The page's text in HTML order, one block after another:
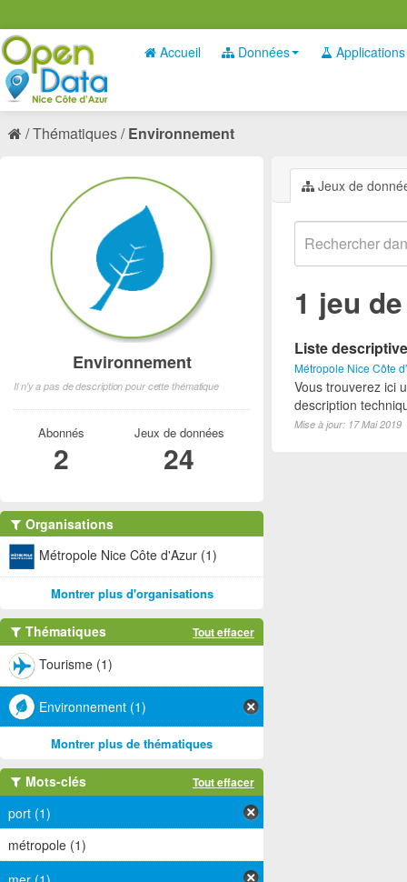
Accueil Données Applications
Thématiques Environnement
Jeux de
1 jeu
Liste
Métropole Nice Côte
Vous trouverez ici
description
Mise à jour: 17 Mai 2019
Environnement
Il n'y a pas de description pour cette thématique
Abonnés
2
Jeux de données
24
Organisations
Métropole Nice Côte d'Azur (1)
Montrer plus d'organisations
Thématiques Tout effacer
Tourisme (1)
Environnement (1)
Montrer plus de thématiques
Mots-clés Tout effacer
port (1)
métropole (1)